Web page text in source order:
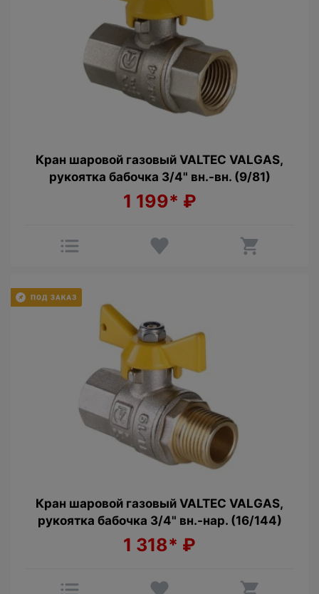
Кран шаровой газовый VALTEC VALGAS,
рукоятка бабочка 3/4" вн.-вн. (9/81)
1 199* ₽
Кран шаровой газовый VALTEC VALGAS,
рукоятка бабочка 3/4" вн.-нар. (16/144)
1 318* ₽